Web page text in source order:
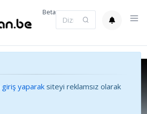
Beta
giriş yaparak siteyi reklamsız olarak